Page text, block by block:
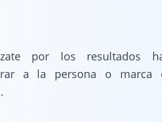
por los resultados
a la persona o marca